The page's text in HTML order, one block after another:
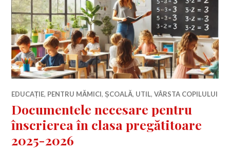
EDUCAȚIE, PENTRU MĂMICI,ȘCOALĂ, UTIL,VÂRSTA COPILULUI
Documentele necesare pentru
înscrierea în clasa pregătitoare
2025-2026